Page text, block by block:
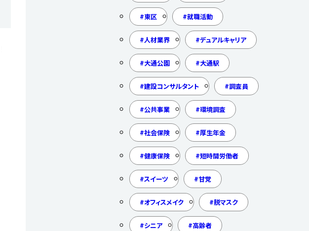
東区 就職活動
人材業界 デュアルキャリア
大通公園 大通駅
建設コンサルタント 調査員
公共事業 環境調査
社会保険 厚生年金
健康保険 短時間労働者
スイーツ 甘党
オフィスメイク 脱マスク
シニア 高齢者